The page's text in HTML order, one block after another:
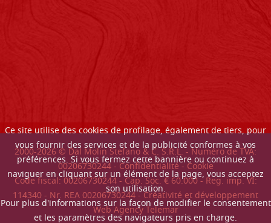
Ce site utilise des cookies de profilage, également de tiers, pour
vous fournir des services et de la publicité conformes à vos
préférences. Si vous fermez cette bannière ou continuez à
naviguer en cliquant sur un élément de la page, vous acceptez
son utilisation.
Pour plus d'informations sur la façon de modifier le consentement
et les paramètres des navigateurs pris en charge.
2000-2026© Dal Molin Stefano & C. S.R.L. - Numéro de TVA:
00206730244 -Confidentialité-Cookie
Code fiscal: 00206730244 - Cap. Soc. € 60.000 - Reg. imp. VI:
114340 - Nr. REA 00206730244 - Créativité et développement
Web Agency Telemar